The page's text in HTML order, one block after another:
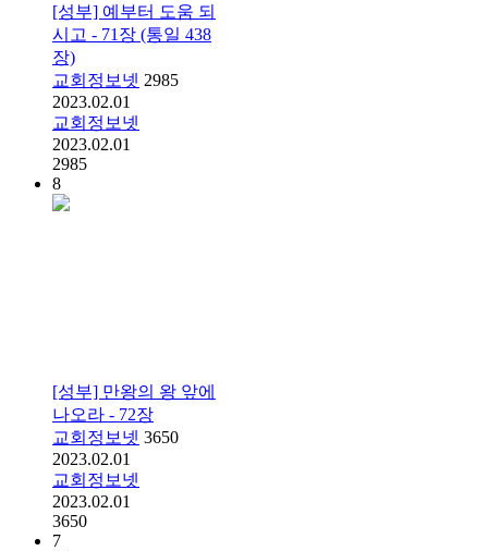
[성부] 예부터 도움 되
시고 - 71장 (통일 438
장)
교회정보넷 2985
2023.02.01
교회정보넷
2023.02.01
2985
8
[성부] 만왕의 왕 앞에
나오라 - 72장
교회정보넷 3650
2023.02.01
교회정보넷
2023.02.01
3650
7